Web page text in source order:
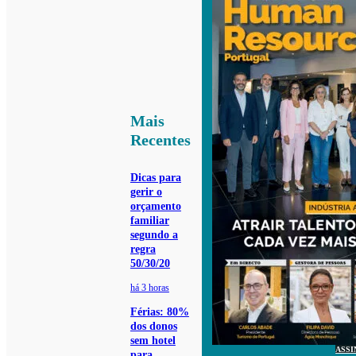
Mais
Recentes
Dicas para
gerir o
orçamento
familiar
segundo a
regra
50/30/20
há 3 horas
Férias: 80%
dos donos
sem hotel